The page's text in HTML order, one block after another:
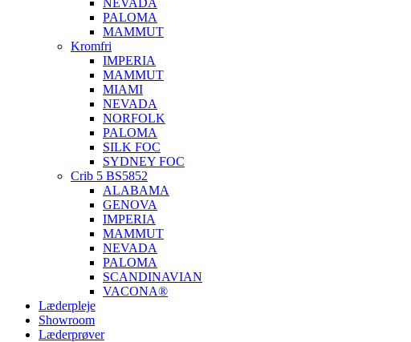
NEVADA
PALOMA
MAMMUT
Kromfri
IMPERIA
MAMMUT
MIAMI
NEVADA
NORFOLK
PALOMA
SILK FOC
SYDNEY FOC
Crib 5 BS5852
ALABAMA
GENOVA
IMPERIA
MAMMUT
NEVADA
PALOMA
SCANDINAVIAN
VACONA®
Læderpleje
Showroom
Læderprøver